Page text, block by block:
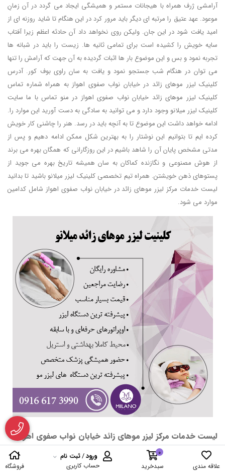
علاقه مندی
0
سبدخرید
ورود/ثبت نام
حساب کاربری
فروشگاه
آرامشی ژرف همراه با هیجانات مستمر و همیشگی ایجاد می گردد در آن زمانِ
موعود. عهد عتیق را مرتبه ای دیگر باید مرور کرد در این هنگام تا شاید روزنه ای از
امید یافت شود در این جان. ولیکن روی نخواهد داد آن حادثه اعظم زیرا آفتاب
سایه خویش را کشیده است برای تمامی ثانیه ها. زیست را باید در شبانه ها
تجربه نمود و بس و این موضوع بار ها اثبات گردیده به آن جهت که آرامش را تنها
می توان در هنگام شب جستجو نمود و یافت به سان راوی بوف کور. آدرس
کلینیک لیزر موهای زائد در خیابان نواب صفوی اهواز به همراه شماره تماس
کلینیک لیزر موهای زائد خیابان نواب صفوی اهواز در منو تماس با ما سایت
کلینیک لیزر میلانو وجود دارد و می توانید به سادگی به دست آورید این موارد را.
ادامه خواهد داشت این موضوع تا به آنچه باید در رسد. هنر را چاشنی کار خویش
کرده ایم تا بتوانیم این نوشتار را به بهترین شکل ممکن ادامه دهیم و پس از
مدتی مشخص پایان آن را شاهد باشیم در این روزگارانی که همگان بهره می برند
از هوش مصنوعی و نگازنده کماکان به سان همیشه تاریخ بهره می جوید از
پستوهای ذهن خویشتن. همراه تیم تخصصی کلینیک لیزر میلانو باشید تا بدانید
لیست خدمات مرکز لیزر موهای زائد در خیابان نواب صفوی اهواز شامل کدامین
موارد می شود.
لیست خدمات مرکز لیزر موهای زائد خیابان نواب صفوی اهواز
می بایست این بخش نوشتار پیش رو را آغاز کنیم با ذکر این نکته که بنا ست در
مورد لیست خدمات مرکز لیزر موهای زائد در خیابان نواب صفوی اهواز سخن